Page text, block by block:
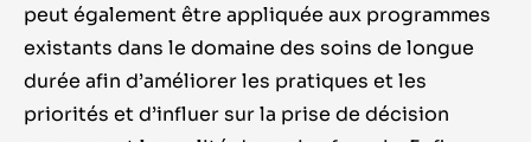
peut également être appliquée aux programmes
existants dans le domaine des soins de longue
durée afin d’améliorer les pratiques et les
priorités et d’influer sur la prise de décision